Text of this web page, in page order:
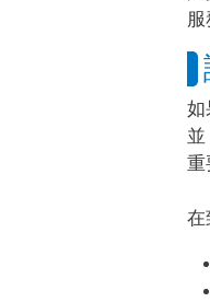
如
並
重
在